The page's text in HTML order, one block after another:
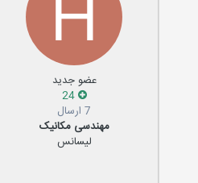
عضو جدید
24
7 ارسال
مهندسی مکانیک
لیسانس